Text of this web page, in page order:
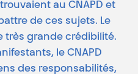
au CNAPD et
de ces sujets. Le
très grande crédibilité.
le CNAPD
des responsabilités,